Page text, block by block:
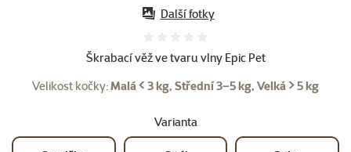
Škrabací věž ve tvaru vlny Epic Pet
Velikost kočky:Malá < 3 kg, Střední 3–5 kg, Velká > 5 kg
Varianta
Další fotky